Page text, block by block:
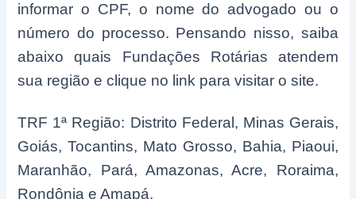
informar o CPF, o nome do advogado ou o
número do processo. Pensando nisso, saiba
abaixo quais Fundações Rotárias atendem
sua região e clique no link para visitar o site.
TRF 1ª Região: Distrito Federal, Minas Gerais,
Goiás, Tocantins, Mato Grosso, Bahia, Piaoui,
Maranhão, Pará, Amazonas, Acre, Roraima,
Rondônia e Amapá.